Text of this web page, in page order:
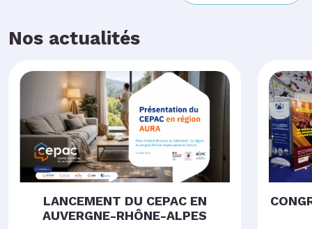
Nos actualités
LANCEMENT DU CEPAC EN
AUVERGNE-RHÔNE-ALPES